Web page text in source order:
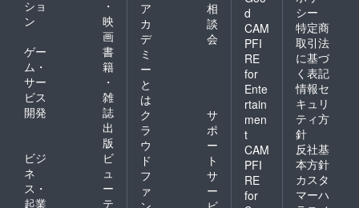
ショ
ン
・
映
画
ゲー
ム・
サー
ビス
開発
書
籍
・
雑
誌
出
版
ビジ
ネ
ス・
起業
ビ
ュ
ー
テ
ア
カ
デ
ミ
ー
と
は
相
談
会
ク
ラ
ウ
ド
フ
ァ
サ
ポ
ー
ト
サ
ー
d
CAM
PFI
RE
for
Ente
rtain
men
t
CAM
PFI
RE
for
シー
特定商
取引法
に基づ
く表記
情報セ
キュリ
ティ方
針
反社基
本方針
カスタ
マーハ